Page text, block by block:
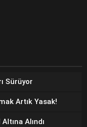
Sürüyor
Artık Yasak!
Alındı